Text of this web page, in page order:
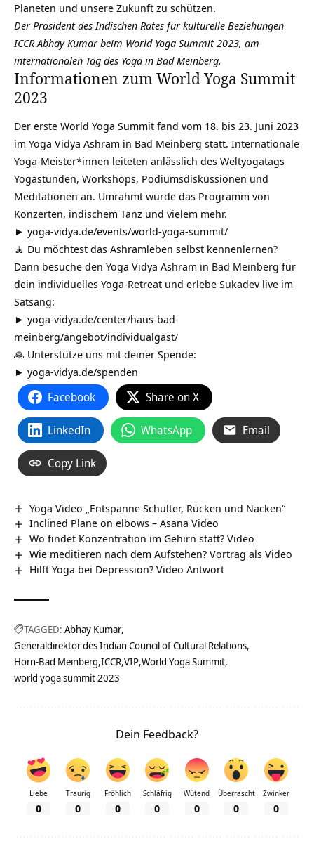
Planeten und unsere Zukunft zu schützen.
Der Präsident des Indischen Rates für kulturelle Beziehungen
ICCR Abhay Kumar beim World Yoga Summit 2023, am
internationalen Tag des Yoga in Bad Meinberg.
Informationen zum World Yoga Summit
2023
Der erste World Yoga Summit fand vom 18. bis 23. Juni 2023
im Yoga Vidya Ashram in Bad Meinberg statt. Internationale
Yoga-Meister*innen leiteten anlässlich des Weltyogatags
Yogastunden, Workshops, Podiumsdiskussionen und
Meditationen an. Umrahmt wurde das Programm von
Konzerten, indischem Tanz und vielem mehr.
► yoga-vidya.de/events/world-yoga-summit/
🧘 Du möchtest das Ashramleben selbst kennenlernen?
Dann besuche den Yoga Vidya Ashram in Bad Meinberg für
dein individuelles Yoga-Retreat und erlebe Sukadev live im
Satsang:
► yoga-vidya.de/center/haus-bad-
meinberg/angebot/individualgast/
🙏 Unterstütze uns mit deiner Spende:
► yoga-vidya.de/spenden
Facebook Share on X
LinkedIn WhatsApp Email
Copy Link
Yoga Video „Entspanne Schulter, Rücken und Nacken“
Inclined Plane on elbows – Asana Video
Wo findet Konzentration im Gehirn statt? Video
Wie meditieren nach dem Aufstehen? Vortrag als Video
Hilft Yoga bei Depression? Video Antwort
TAGGED: Abhay Kumar
Generaldirektor des Indian Council of Cultural Relations
Horn-Bad Meinberg ICCR VIP World Yoga Summit
world yoga summit 2023
Dein Feedback?
Liebe
0
Traurig
0
Fröhlich
0
Schläfrig
0
Wütend
0
Überrascht
0
Zwinker
0